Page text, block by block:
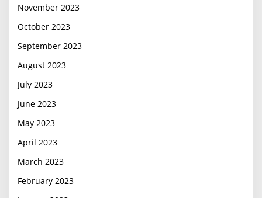
November 2023
October 2023
September 2023
August 2023
July 2023
June 2023
May 2023
April 2023
March 2023
February 2023